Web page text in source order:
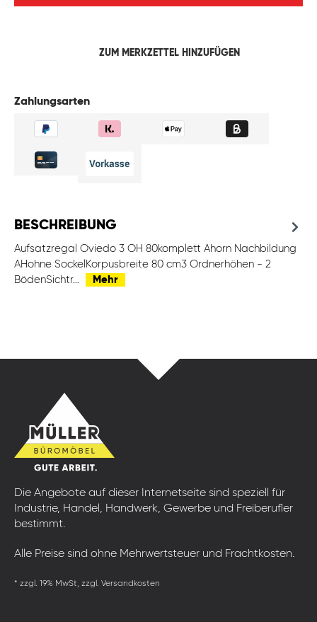
ZUM MERKZETTEL HINZUFÜGEN
Zahlungsarten
BESCHREIBUNG
Aufsatzregal Oviedo 3 OH 80komplett Ahorn Nachbildung
AHohne SockelKorpusbreite 80 cm3 Ordnerhöhen - 2
BödenSichtr…
Mehr
Die Angebote auf dieser Internetseite sind speziell für
Industrie, Handel, Handwerk, Gewerbe und Freiberufler
bestimmt.
Alle Preise sind ohne Mehrwertsteuer und Frachtkosten.
* zzgl. 19% MwSt, zzgl. Versandkosten